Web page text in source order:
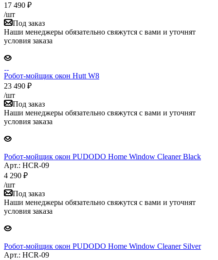
17 490 ₽
/шт
Под заказ
Наши менеджеры обязательно свяжутся с вами и уточнят
условия заказа
Робот-мойщик окон Hutt W8
23 490 ₽
/шт
Под заказ
Наши менеджеры обязательно свяжутся с вами и уточнят
условия заказа
Робот-мойщик окон PUDODO Home Window Cleaner Black
Арт.: HCR-09
4 290 ₽
/шт
Под заказ
Наши менеджеры обязательно свяжутся с вами и уточнят
условия заказа
Робот-мойщик окон PUDODO Home Window Cleaner Silver
Арт.: HCR-09